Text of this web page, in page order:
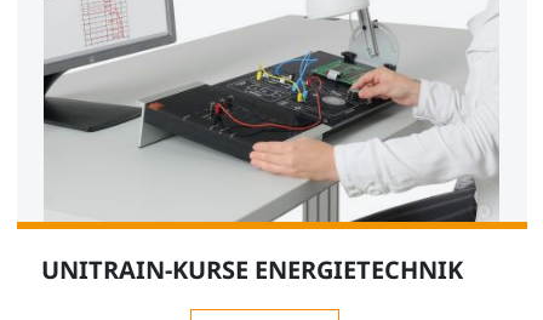
UNITRAIN-KURSE ENERGIETECHNIK